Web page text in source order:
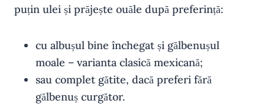
puțin ulei și prăjește ouăle după preferință:
cu albușul bine închegat și gălbenușul
moale – varianta clasică mexicană;
sau complet gătite, dacă preferi fără
gălbenuș curgător.